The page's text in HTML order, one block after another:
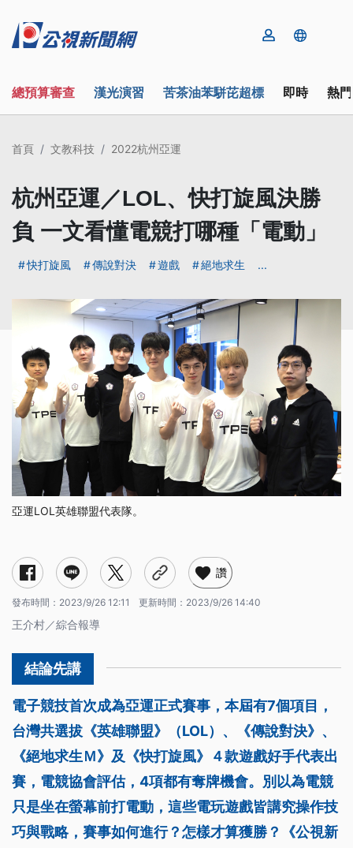
總預算審查 漢光演習 苦茶油苯駢芘超標 即時 熱
首頁 文教科技 2022杭州亞運
杭州亞運／LOL、快打旋風決勝
負 一文看懂電競打哪種「電動」
快打旋風 傳說對決 遊戲 絕地求生 ...
亞運LOL英雄聯盟代表隊。
《英雄聯盟》
《傳說對決》
《絕地求生Ｍ》
《快打旋風5》
讚
發布時間： 2023/9/26 12:11 更新時間： 2023/9/26 14:40
王介村／綜合報導
電子競技首次成為亞運正式賽事，本屆有7個項目，
台灣共選拔《英雄聯盟》（LOL）、《傳說對決》、
《絕地求生Ｍ》及《快打旋風》４款遊戲好手代表出
賽，電競協會評估，4項都有奪牌機會。別以為電競
只是坐在螢幕前打電動，這些電玩遊戲皆講究操作技
巧與戰略，賽事如何進行？怎樣才算獲勝？《公視新